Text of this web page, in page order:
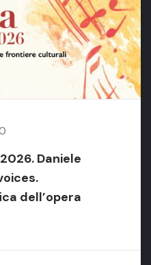
Daniele
dell’opera